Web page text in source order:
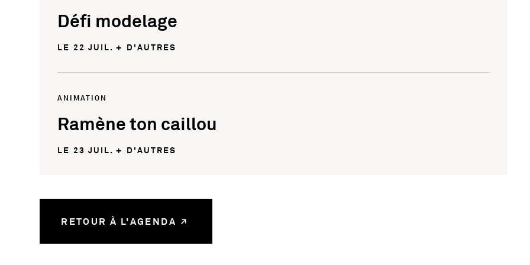
Défi modelage
LE 22 JUIL. + D'AUTRES
ANIMATION
Ramène ton caillou
LE 23 JUIL. + D'AUTRES
RETOUR À L'AGENDA